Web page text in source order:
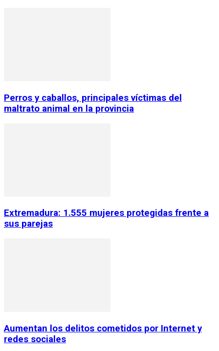
Perros y caballos, principales víctimas del
maltrato animal en la provincia
Extremadura: 1.555 mujeres protegidas frente a
sus parejas
Aumentan los delitos cometidos por Internet y
redes sociales